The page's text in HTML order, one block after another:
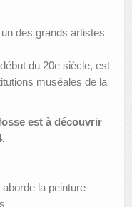
des grands artistes
du 20e siècle, est
muséales de la
est à découvrir
la peinture